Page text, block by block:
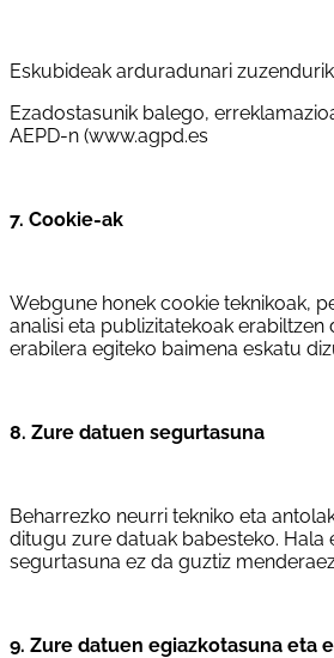
Eskubideak arduradunari
Ezadostasunik balego,
AEPD-n (www.agpd.es
7. Cookie-ak
Webgune honek cookie teknikoak,
analisi eta publizitatekoak erabiltzen
erabilera egiteko baimena eskatu
8. Zure datuen segurtasuna
Beharrezko neurri tekniko eta
ditugu zure datuak babesteko. Hala
segurtasuna ez da guztiz
9. Zure datuen egiazkotasuna eta